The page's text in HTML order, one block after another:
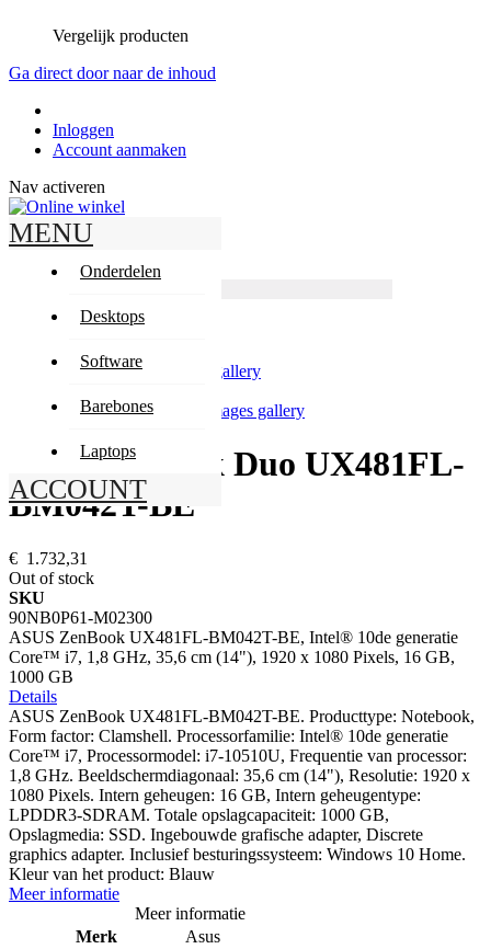
Vergelijk producten
Ga direct door naar de inhoud
Inloggen
Account aanmaken
Nav activeren
MENU
Onderdelen
Desktops
Software
Barebones
Laptops
ACCOUNT
Zoeken
Zoeken
Geavanceerd zoeken
Mijn winkelwagen
Skip to the end of the images gallery
Skip to the beginning of the images gallery
Asus ZenBook Duo UX481FL-
BM042T-BE
€ 1.732,31
Out of stock
SKU
90NB0P61-M02300
ASUS ZenBook UX481FL-BM042T-BE, Intel® 10de generatie
Core™ i7, 1,8 GHz, 35,6 cm (14"), 1920 x 1080 Pixels, 16 GB,
1000 GB
Details
ASUS ZenBook UX481FL-BM042T-BE. Producttype: Notebook,
Form factor: Clamshell. Processorfamilie: Intel® 10de generatie
Core™ i7, Processormodel: i7-10510U, Frequentie van processor:
1,8 GHz. Beeldschermdiagonaal: 35,6 cm (14"), Resolutie: 1920 x
1080 Pixels. Intern geheugen: 16 GB, Intern geheugentype:
LPDDR3-SDRAM. Totale opslagcapaciteit: 1000 GB,
Opslagmedia: SSD. Ingebouwde grafische adapter, Discrete
graphics adapter. Inclusief besturingssysteem: Windows 10 Home.
Kleur van het product: Blauw
Meer informatie
Meer informatie
Merk
Asus